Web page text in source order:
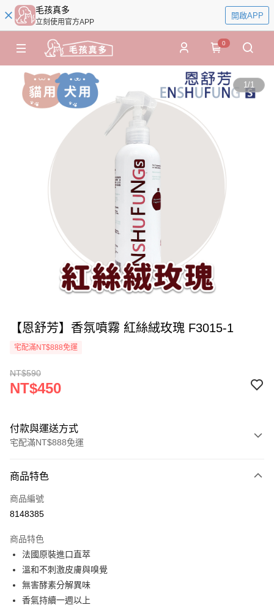
毛孩真多
立刻使用官方APP
開啟APP
0
1/1
【恩舒芳】香氛噴霧 紅絲絨玫瑰 F3015-1
宅配滿NT$888免運
NT$590
NT$450
付款與運送方式
宅配滿NT$888免運
信用卡一次付款
LINE Pay
運送方式
宅配
每筆NT$100，滿NT$888(含以上)免運費
商品特色
商品編號
8148385
商品特色
法國原裝進口直萃
溫和不刺激皮膚與嗅覺
無害酵素分解異味
香氣持續一週以上